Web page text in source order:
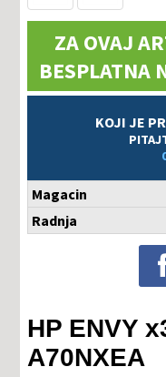
ZA OVAJ
BESPLATNA
KOJI JE
Magacin
Radnja
HP ENVY
A70NXEA